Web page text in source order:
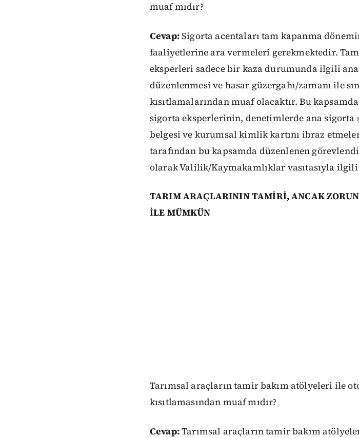
muaf mıdır?
Cevap:Sigorta acentaları tam kapanma
faaliyetlerine ara vermeleri gerekmektedir.
eksperleri sadece bir kaza durumunda ilgili
düzenlenmesi ve hasar güzergahı/zamanı ile
kısıtlamalarından muaf olacaktır. Bu
sigorta eksperlerinin, denetimlerde ana
belgesi ve kurumsal kimlik kartını ibraz
tarafından bu kapsamda düzenlenen
olarak Valilik/Kaymakamlıklar vasıtasıyla
TARIM ARAÇLARININ TAMİRİ, ANCAK
İLE MÜMKÜN
Tarımsal araçların tamir bakım atölyeleri ile
kısıtlamasından muaf mıdır?
Cevap:Tarımsal araçların tamir bakım